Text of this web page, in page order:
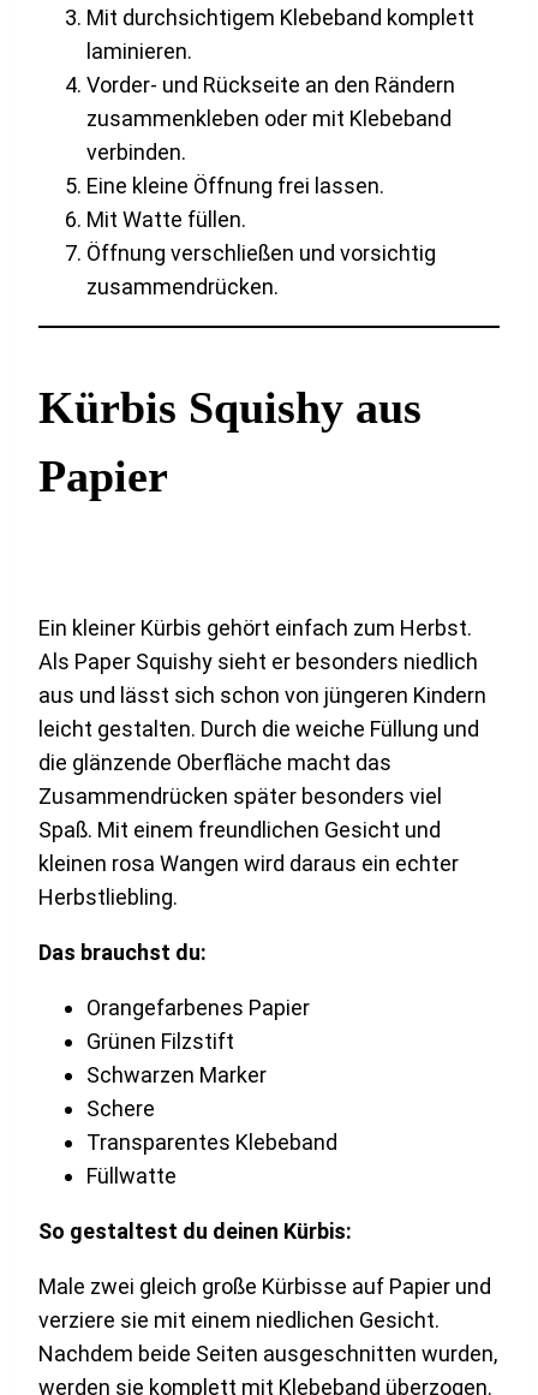
Mit durchsichtigem Klebeband komplett
laminieren.
Vorder- und Rückseite an den Rändern
zusammenkleben oder mit Klebeband
verbinden.
Eine kleine Öffnung frei lassen.
Mit Watte füllen.
Öffnung verschließen und vorsichtig
zusammendrücken.
Kürbis Squishy aus
Papier
Ein kleiner Kürbis gehört einfach zum Herbst.
Als Paper Squishy sieht er besonders niedlich
aus und lässt sich schon von jüngeren Kindern
leicht gestalten. Durch die weiche Füllung und
die glänzende Oberfläche macht das
Zusammendrücken später besonders viel
Spaß. Mit einem freundlichen Gesicht und
kleinen rosa Wangen wird daraus ein echter
Herbstliebling.
Das brauchst du:
Orangefarbenes Papier
Grünen Filzstift
Schwarzen Marker
Schere
Transparentes Klebeband
Füllwatte
So gestaltest du deinen Kürbis:
Male zwei gleich große Kürbisse auf Papier und
verziere sie mit einem niedlichen Gesicht.
Nachdem beide Seiten ausgeschnitten wurden,
werden sie komplett mit Klebeband überzogen.